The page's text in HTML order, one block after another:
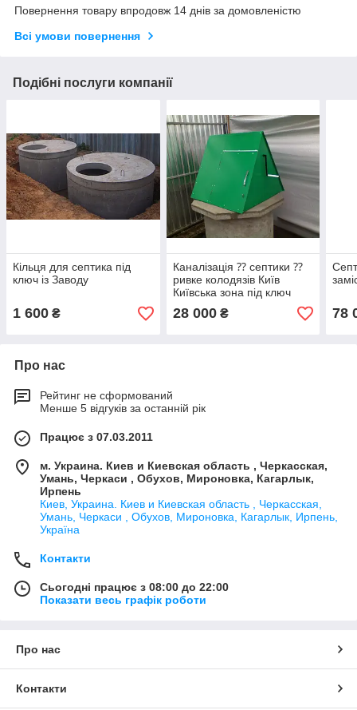
Повернення товару впродовж 14 днів за домовленістю
Всі умови повернення
Подібні послуги компанії
Кільця для септика під
ключ із Заводу
1 600 ₴
Каналізація ⁇ септики ⁇
ривке колодязів Київ
Київська зона під ключ
28 000₴ 78
Про нас
Рейтинг не сформований
Менше 5 відгуків за останній рік
Працює з 07.03.2011
м. Украина. Киев и Киевская область , Черкасская,
Умань, Черкаси , Обухов, Мироновка, Кагарлык,
Ирпень
Киев, Украина. Киев и Киевская область , Черкасская,
Умань, Черкаси , Обухов, Мироновка, Кагарлык, Ирпень,
Україна
Контакти
Сьогодні працює з 08:00 до 22:00
Показати весь графік роботи
Про нас
Контакти